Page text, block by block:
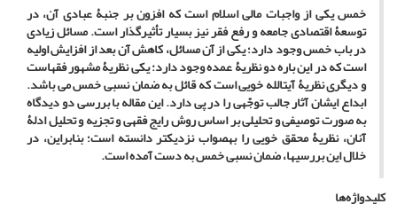
خمس یکی از واجبات مالی اسلام است که افزون بر جنبۀ عبادی آن، در
توسعۀ اقتصادی جامعه و رفع فقر نیز بسیار تأثیرگذار است. مسائل زیادی
در باب خمس وجود دارد؛ یکی از آن مسائل، کاهش آن بعد از افزایش اولیه
است که در این باره دو نظریۀ عمده وجود دارد: یکی نظریۀ مشهور فقهاست
و دیگری نظریۀ آیت­الله خویی است که قائل به ضمان نسبی خمس می­ باشد.
ابداع ایشان آثار جالب توجّهی را در پی دارد. این مقاله با بررسی دو دیدگاه
به ­صورت توصیفی و تحلیلی بر اساس روش رایج فقهی و تجزیه و تحلیل ادلۀ
آنان، نظریۀ محقق خویی را به­صواب نزدیک­تر دانسته است؛ بنابراین، در
خلال این بررسی­ها، ضمان نسبی خمس به ­دست آمده است.
کلیدواژه‌ها